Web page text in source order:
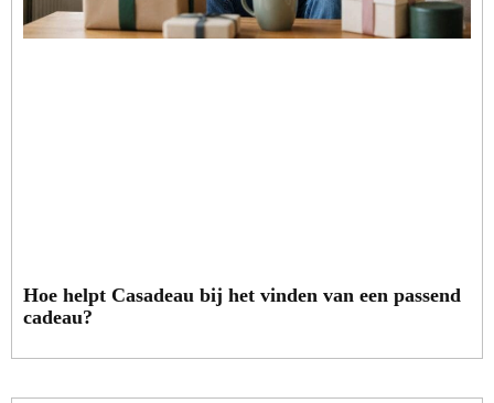
Hoe helpt Casadeau bij het vinden van een passend
cadeau?